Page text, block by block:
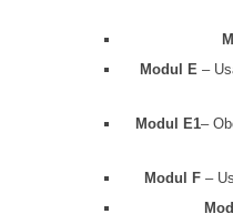
Modul E –
Modul E1–
Modul F –